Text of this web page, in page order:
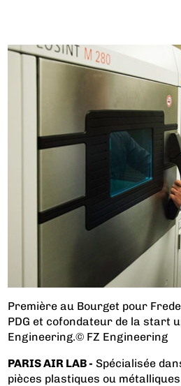
Première au Bourget pour
PDG et cofondateur de la start
Engineering.© FZ Engineering
PARIS AIR LAB - Spécialisée
pièces plastiques ou